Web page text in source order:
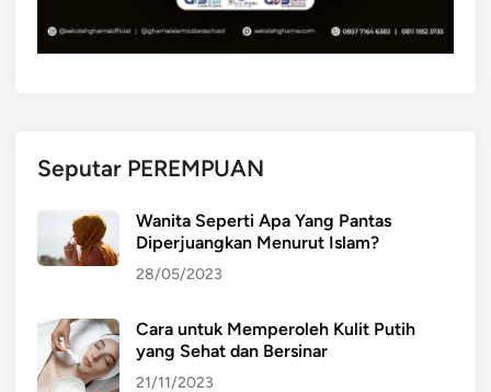
Seputar PEREMPUAN
Wanita Seperti Apa Yang Pantas
Diperjuangkan Menurut Islam?
28/05/2023
Cara untuk Memperoleh Kulit Putih
yang Sehat dan Bersinar
21/11/2023